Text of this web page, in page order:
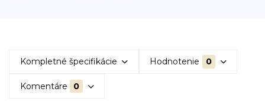
Kompletné špecifikácie Hodnotenie 0
Komentáre 0